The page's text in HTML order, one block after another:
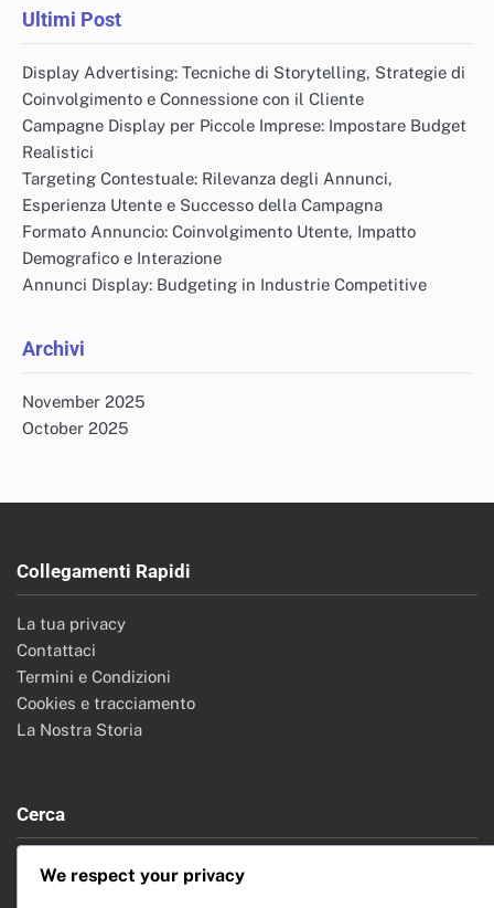
Ultimi Post
Display Advertising: Tecniche di Storytelling, Strategie di
Coinvolgimento e Connessione con il Cliente
Campagne Display per Piccole Imprese: Impostare Budget
Realistici
Targeting Contestuale: Rilevanza degli Annunci,
Esperienza Utente e Successo della Campagna
Formato Annuncio: Coinvolgimento Utente, Impatto
Demografico e Interazione
Annunci Display: Budgeting in Industrie Competitive
Archivi
November 2025
October 2025
Collegamenti Rapidi
La tua privacy
Contattaci
Termini e Condizioni
Cookies e tracciamento
La Nostra Storia
Cerca
Search
We respect your privacy